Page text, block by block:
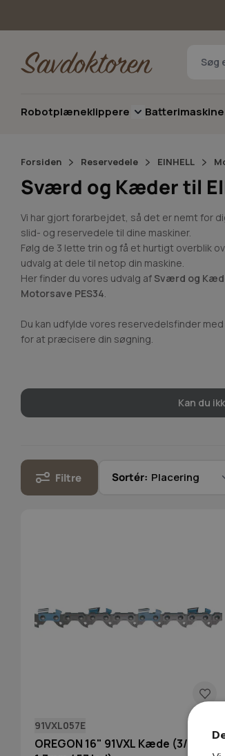
Robotplæneklippere Toggle submenu
Forsiden Reservedele EINHELL
Sværd og Kæder til
Vi har gjort forarbejdet, så det er nemt for
slid- og reservedele til dine maskiner.
Følg de 3 lette trin og få et hurtigt overblik
udvalg at dele til netop din maskine.
Her finder du vores udvalg af Sværd og
Motorsave PES34.
Du kan udfylde vores reservedelsfinder
for at præcisere din søgning.
Kan du
Filtre Sortér:
91VXL057E
OREGON 16" 91VXL Kæde (3/8H /